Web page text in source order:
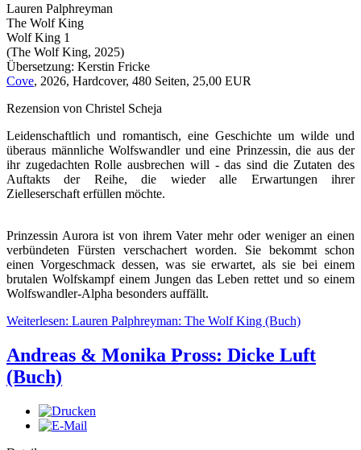
Lauren Palphreyman
The Wolf King
Wolf King 1
(The Wolf King, 2025)
Übersetzung: Kerstin Fricke
Cove, 2026, Hardcover, 480 Seiten, 25,00 EUR
Rezension von Christel Scheja
Leidenschaftlich und romantisch, eine Geschichte um wilde und
überaus männliche Wolfswandler und eine Prinzessin, die aus der
ihr zugedachten Rolle ausbrechen will - das sind die Zutaten des
Auftakts der Reihe, die wieder alle Erwartungen ihrer
Zielleserschaft erfüllen möchte.
Prinzessin Aurora ist von ihrem Vater mehr oder weniger an einen
verbündeten Fürsten verschachert worden. Sie bekommt schon
einen Vorgeschmack dessen, was sie erwartet, als sie bei einem
brutalen Wolfskampf einem Jungen das Leben rettet und so einem
Wolfswandler-Alpha besonders auffällt.
Weiterlesen: Lauren Palphreyman: The Wolf King (Buch)
Andreas & Monika Pross: Dicke Luft
(Buch)